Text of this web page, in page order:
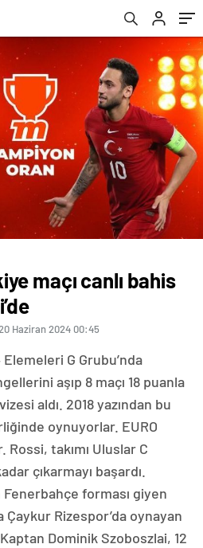
maçı canlı bahis
Haziran 2024 00:45
G Grubu’nda
aşıp 8 maçı 18 puanla
aldı. 2018 yazından bu
oynuyorlar. EURO
takımı Uluslar C
çıkarmayı başardı.
forması giyen
Çaykur Rizespor’da oynayan
Dominik Szoboszlai, 12